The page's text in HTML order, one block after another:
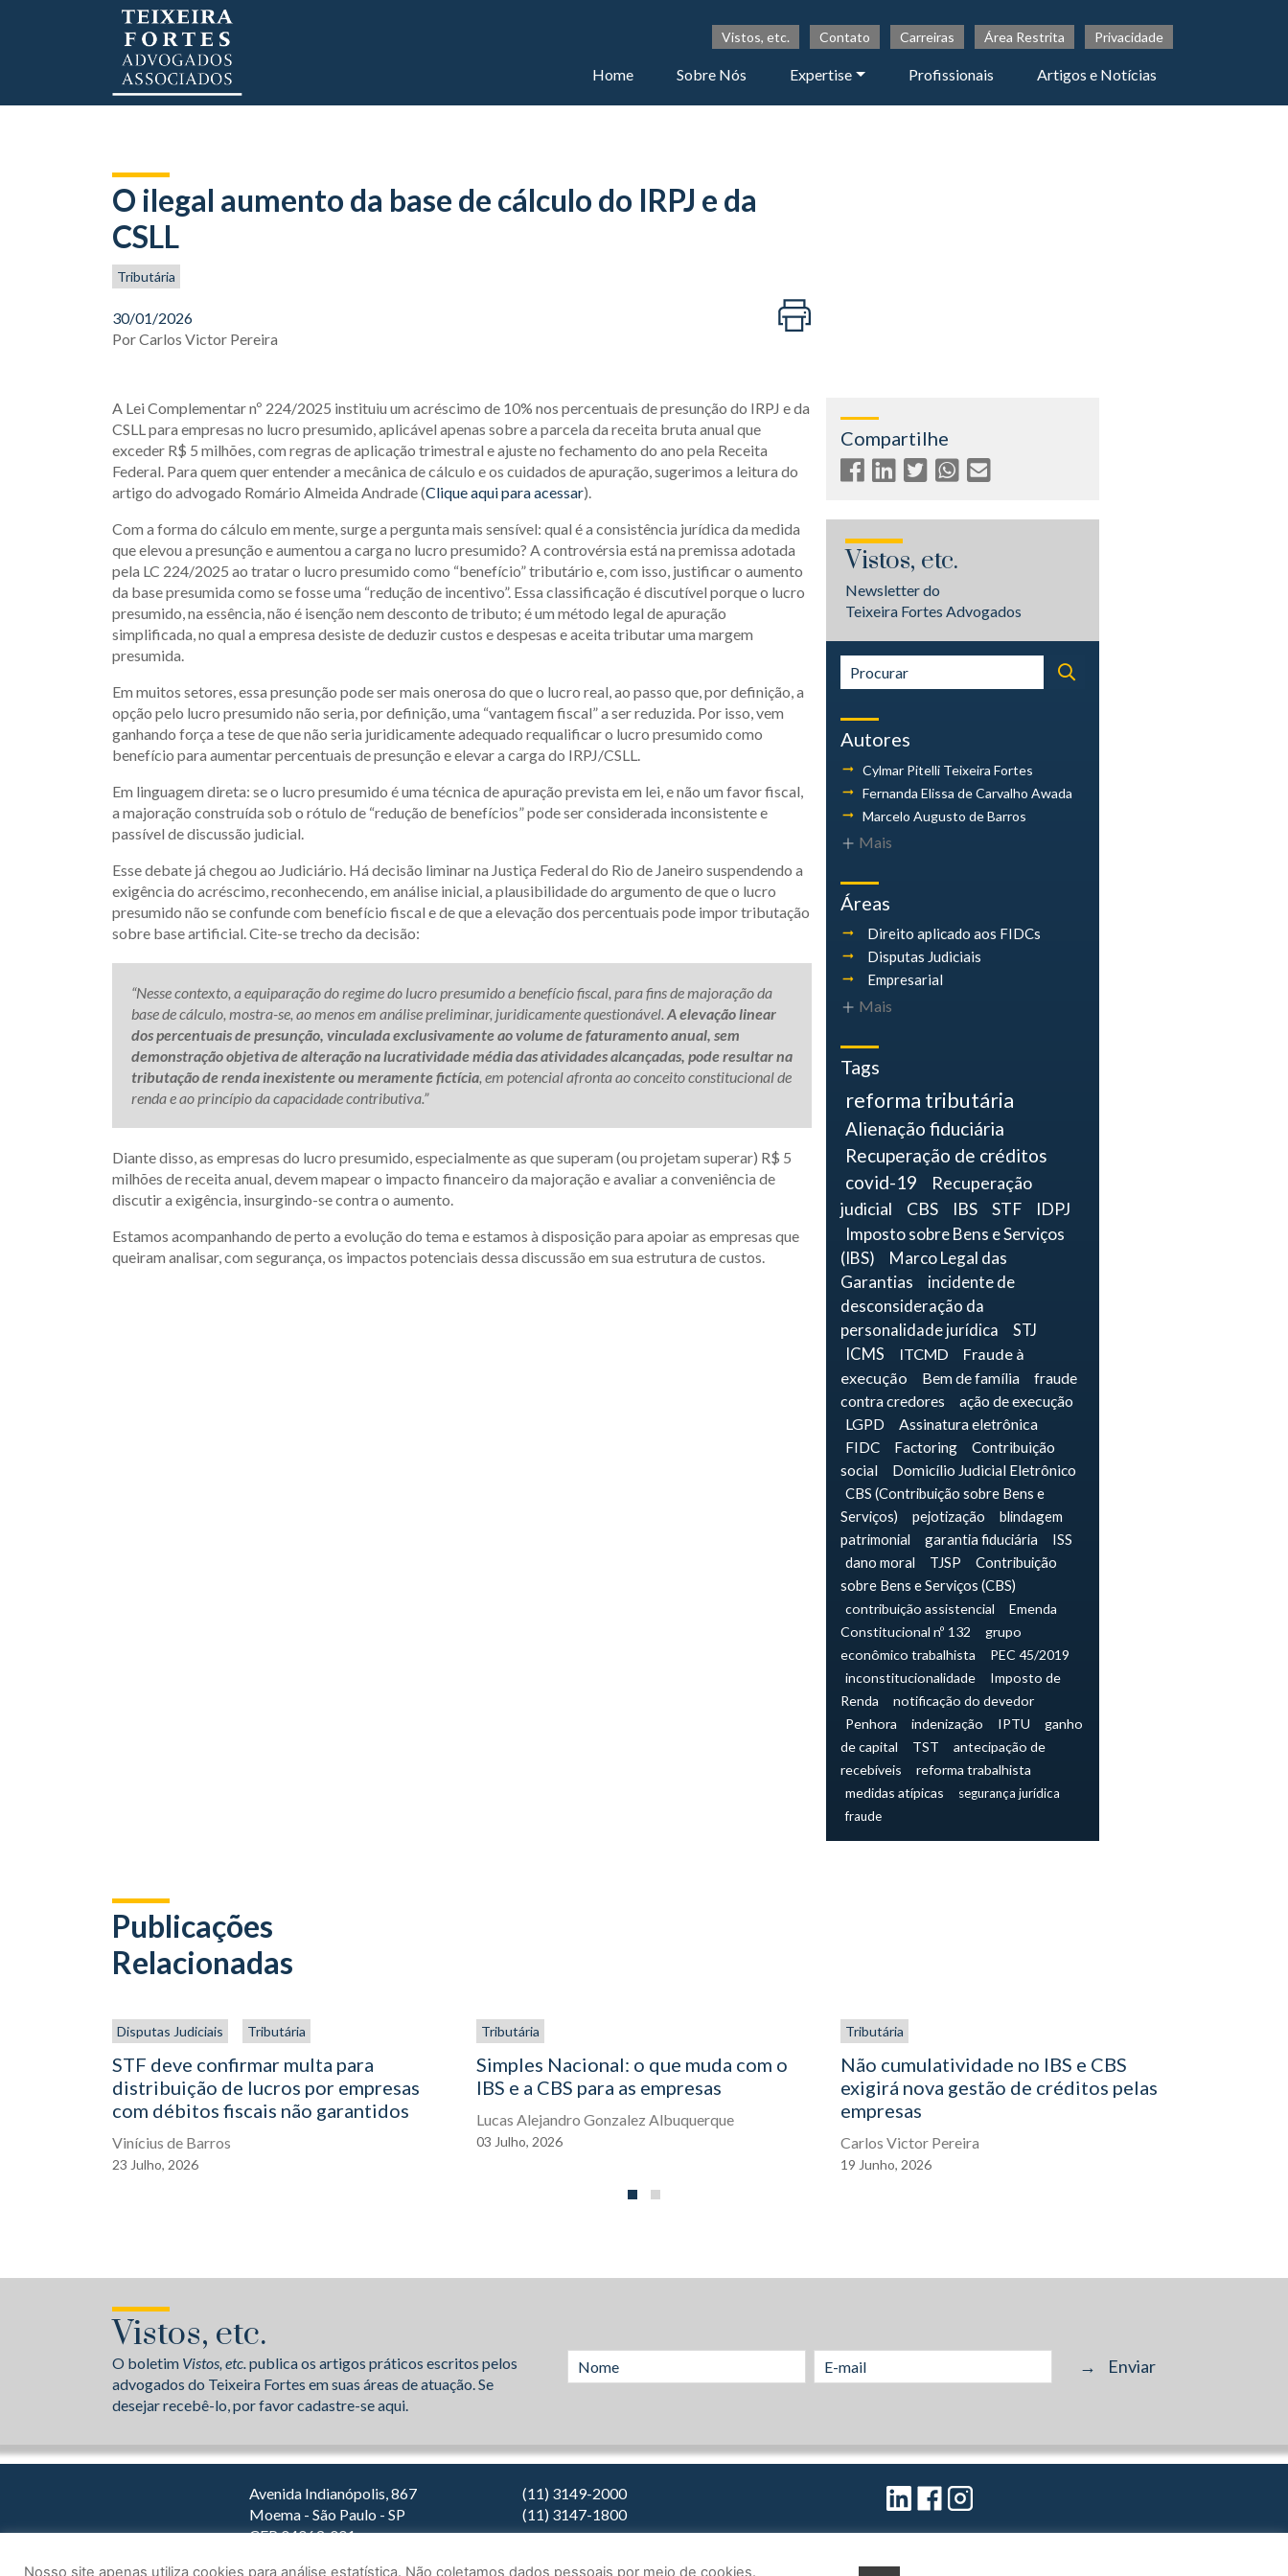
Vistos, etc. Contato Carreiras Área Restrita Privacidade
Home Sobre Nós Expertise Profissionais Artigos e Notícias
O ilegal aumento da base de cálculo do IRPJ e da
CSLL
Tributária
30/01/2026
PorCarlos Victor Pereira
A Lei Complementar nº 224/2025 instituiu um acréscimo de 10% nos percentuais de presunção do IRPJ e da
CSLL para empresas no lucro presumido, aplicável apenas sobre a parcela da receita bruta anual que
exceder R$ 5 milhões, com regras de aplicação trimestral e ajuste no fechamento do ano pela Receita
Federal. Para quem quer entender a mecânica de cálculo e os cuidados de apuração, sugerimos a leitura do
artigo do advogado Romário Almeida Andrade (Clique aqui para acessar).
Com a forma do cálculo em mente, surge a pergunta mais sensível: qual é a consistência jurídica da medida
que elevou a presunção e aumentou a carga no lucro presumido? A controvérsia está na premissa adotada
pela LC 224/2025 ao tratar o lucro presumido como “benefício” tributário e, com isso, justificar o aumento
da base presumida como se fosse uma “redução de incentivo”. Essa classificação é discutível porque o lucro
presumido, na essência, não é isenção nem desconto de tributo; é um método legal de apuração
simplificada, no qual a empresa desiste de deduzir custos e despesas e aceita tributar uma margem
presumida.
Em muitos setores, essa presunção pode ser mais onerosa do que o lucro real, ao passo que, por definição, a
opção pelo lucro presumido não seria, por definição, uma “vantagem fiscal” a ser reduzida. Por isso, vem
ganhando força a tese de que não seria juridicamente adequado requalificar o lucro presumido como
benefício para aumentar percentuais de presunção e elevar a carga do IRPJ/CSLL.
Em linguagem direta: se o lucro presumido é uma técnica de apuração prevista em lei, e não um favor fiscal,
a majoração construída sob o rótulo de “redução de benefícios” pode ser considerada inconsistente e
passível de discussão judicial.
Esse debate já chegou ao Judiciário. Há decisão liminar na Justiça Federal do Rio de Janeiro suspendendo a
exigência do acréscimo, reconhecendo, em análise inicial, a plausibilidade do argumento de que o lucro
presumido não se confunde com benefício fiscal e de que a elevação dos percentuais pode impor tributação
sobre base artificial. Cite-se trecho da decisão:
“Nesse contexto, a equiparação do regime do lucro presumido a benefício fiscal, para fins de majoração da
base de cálculo, mostra-se, ao menos em análise preliminar, juridicamente questionável. A elevação linear
dos percentuais de presunção, vinculada exclusivamente ao volume de faturamento anual, sem
demonstração objetiva de alteração na lucratividade média das atividades alcançadas, pode resultar na
tributação de renda inexistente ou meramente fictícia, em potencial afronta ao conceito constitucional de
renda e ao princípio da capacidade contributiva.”
Diante disso, as empresas do lucro presumido, especialmente as que superam (ou projetam superar) R$ 5
milhões de receita anual, devem mapear o impacto financeiro da majoração e avaliar a conveniência de
discutir a exigência, insurgindo-se contra o aumento.
Estamos acompanhando de perto a evolução do tema e estamos à disposição para apoiar as empresas que
queiram analisar, com segurança, os impactos potenciais dessa discussão em sua estrutura de custos.
Compartilhe
Vistos, etc.
Newsletter do
Teixeira Fortes Advogados
Autores
Cylmar Pitelli Teixeira Fortes
Fernanda Elissa de Carvalho Awada
Marcelo Augusto de Barros
Mais
Áreas
Direito aplicado aos FIDCs
Disputas Judiciais
Empresarial
Mais
Tags
reforma tributária
Alienação fiduciária
Recuperação de créditos
covid-19
Recuperação
judicial
CBS IBS STF
IDPJ
Imposto sobre Bens e Serviços
(IBS)
Marco Legal das
Garantias
incidente de
desconsideração da
personalidade jurídica
STJ
ICMS
ITCMD
Fraude à
execução
Bem de família
fraude
contra credores
ação de execução
LGPD
Assinatura eletrônica
FIDC Factoring
Contribuição
social
Domicílio Judicial Eletrônico
CBS (Contribuição sobre Bens e
Serviços)
pejotização
blindagem
patrimonial
garantia fiduciária
ISS
dano moral
TJSP
Contribuição
sobre Bens e Serviços (CBS)
contribuição assistencial
Emenda
Constitucional nº 132
grupo
econômico trabalhista
PEC 45/2019
inconstitucionalidade
Imposto de
Renda
notificação do devedor
Penhora
indenização IPTU
ganho
de capital
TST
antecipação de
recebíveis
reforma trabalhista
medidas atípicas
segurança jurídica
fraude
Publicações
Relacionadas
Disputas Judiciais Tributária
STF deve confirmar multa para
distribuição de lucros por empresas
com débitos fiscais não garantidos
Vinícius de Barros
23 Julho, 2026
Tributária
Simples Nacional: o que muda com o
IBS e a CBS para as empresas
Lucas Alejandro Gonzalez Albuquerque
03 Julho, 2026
Tributária
Não cumulatividade no IBS e CBS
exigirá nova gestão de créditos pelas
empresas
Carlos Victor Pereira
19 Junho, 2026
Vistos, etc.
O boletim Vistos, etc.publica os artigos práticos escritos pelos
advogados do Teixeira Fortes em suas áreas de atuação. Se
desejar recebê-lo, por favor cadastre-se aqui.
Avenida Indianópolis, 867
Moema - São Paulo - SP
CEP 04063-001
(11) 3149-2000
(11) 3147-1800
Nosso site apenas utiliza cookies para análise estatística. Não coletamos dados pessoais por meio de cookies.